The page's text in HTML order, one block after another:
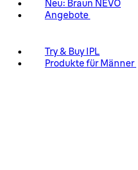
Neu: Braun NEVO
Angebote
Try & Buy IPL
Produkte für Männer